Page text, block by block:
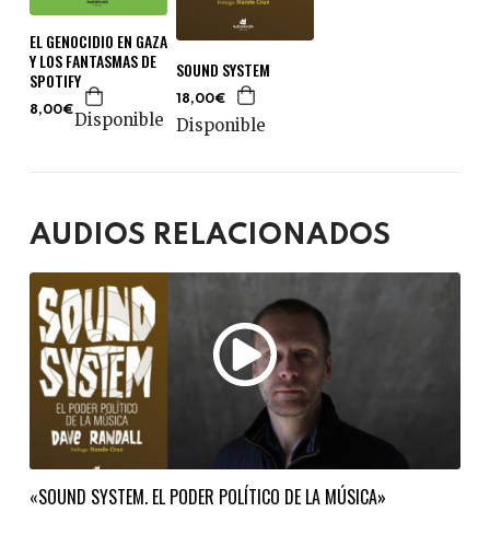
EL GENOCIDIO EN GAZA
Y LOS FANTASMAS DE
SPOTIFY
8,00€Disponible
SOUND SYSTEM
18,00€
Disponible
AUDIOS RELACIONADOS
«SOUND SYSTEM. EL PODER POLÍTICO DE LA MÚSICA»